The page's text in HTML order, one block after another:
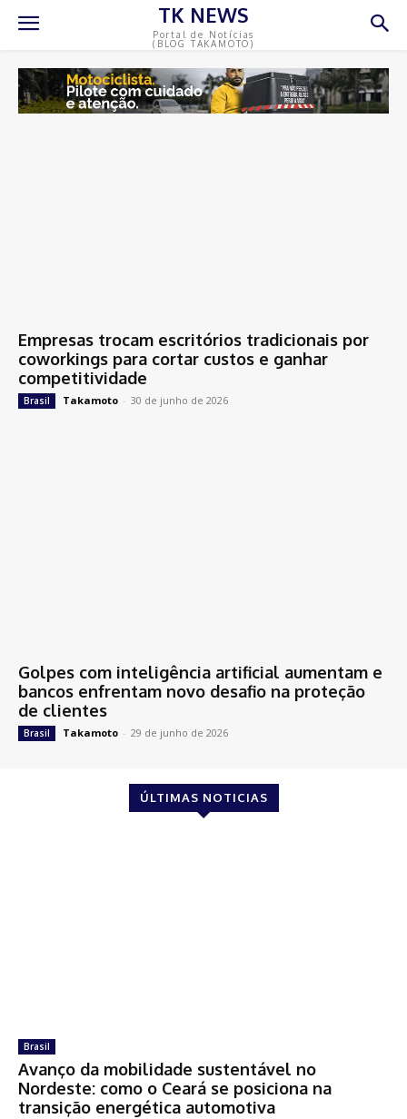
TK NEWS
Portal de Notícias
(BLOG TAKAMOTO)
Empresas trocam escritórios tradicionais por
coworkings para cortar custos e ganhar
competitividade
Brasil Takamoto - 30 de junho de 2026
Golpes com inteligência artificial aumentam e
bancos enfrentam novo desafio na proteção
de clientes
Brasil Takamoto - 29 de junho de 2026
ÚLTIMAS NOTICIAS
Brasil
Avanço da mobilidade sustentável no
Nordeste: como o Ceará se posiciona na
transição energética automotiva